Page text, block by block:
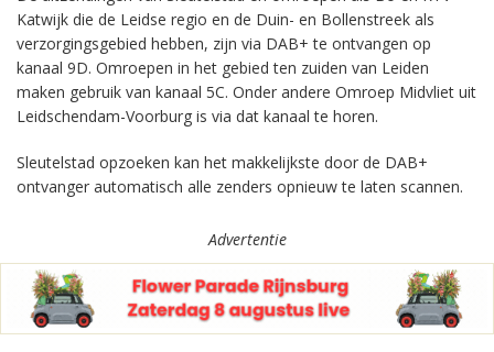
Katwijk die de Leidse regio en de Duin- en Bollenstreek als
verzorgingsgebied hebben, zijn via DAB+ te ontvangen op
kanaal 9D. Omroepen in het gebied ten zuiden van Leiden
maken gebruik van kanaal 5C. Onder andere Omroep Midvliet uit
Leidschendam-Voorburg is via dat kanaal te horen.
Sleutelstad opzoeken kan het makkelijkste door de DAB+
ontvanger automatisch alle zenders opnieuw te laten scannen.
Advertentie